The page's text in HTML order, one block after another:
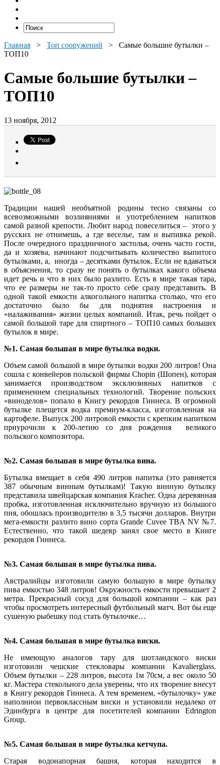
Главная > Топ сооружений > Самые большие бутылки –
ТОП10
Самые большие бутылки –
ТОП10
13 ноября, 2012
Традиции нашей необъятной родины тесно связаны со
всевозможными возлияниями и употреблением напитков
самой разной крепости. Любит народ повеселиться – этого у
русских не отнимешь, а где веселье, там и выпивка рекой.
После очередного праздничного застолья, очень часто гости,
да и хозяева, начинают подсчитывать количество выпитого
бутылками, а, иногда – десятками бутылок. Если не вдаваться
в объяснения, то сразу не понять о бутылках какого объема
идет речь и что в них было разлито. Есть в мире такая тара,
что ее размеры не так-то просто себе сразу представить. В
одной такой емкости алкогольного напитка столько, что его
достаточно было бы для поднятия настроения и
«налаживания» жизни целых компаний. Итак, речь пойдет о
самой большой таре для спиртного – ТОП10 самых больших
бутылок в мире.
№1. Самая большая в мире бутылка водки.
Объем самой большой в мире бутылки водки 200 литров! Она
сошла с конвейеров польской фирмы Chopin (Шопен), которая
занимается производством эксклюзивных напитков с
применением специальных технологий. Творение польских
«виноделов» попало в Книгу рекордов Гиннеса. В огромной
бутылке плещется водка премиум-класса, изготовленная на
картофеле. Выпуск 200 литровой емкости с крепким напитком
приурочили к 200-летию со дня рождения великого
польского композитора.
№2. Самая большая в мире бутылка вина.
Бутылка вмещает в себя 490 литров напитка (это равняется
387 обычным винным бутылкам)! Такую винную бутылку
представила швейцарская компания Kracher. Одна деревянная
пробка, изготовленная исключительно вручную из большого
пня, обошлась производителю в 3,5 тысячи долларов. Внутри
мега-емкости разлито вино сорта Grande Cuvee TBA NV №7.
Естественно, что такой шедевр занял свое место в Книге
рекордов Гиннеса.
№3. Самая большая в мире бутылка пива.
Австралийцы изготовили самую большую в мире бутылку
пива емкостью 348 литров! Окружность емкости превышает 2
метра. Прекрасный сосуд для большой компании – как раз
чтобы просмотреть интересный футбольный матч. Вот бы еще
сушеную рыбешку под стать бутылочке…
№4. Самая большая в мире бутылка виски.
Не имеющую аналогов тару для шотландского виски
изготовили чешские стекловары компании Kavalierglass.
Объем бутылки – 228 литров, высота 1м 70см, а вес около 50
кг. Мастера стекольного дела уверены, что их творение внесут
в Книгу рекордов Гиннеса. А тем временем, «бутылочку» уже
наполниои первоклассным виски и установили недалеко от
Эдинбурга в центре для посетителей компании Edrington
Group.
№5. Самая большая в мире бутылка кетчупа.
Старая водонапорная башня, которая находится в